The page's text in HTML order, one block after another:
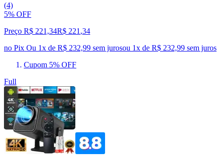
(4)
5% OFF
Preço R$ 221,34R$ 221 ,34
no Pix Ou 1x de R$ 232,99 sem jurosou 1x de R$ 232,99 sem juros
Cupom 5% OFF
Full